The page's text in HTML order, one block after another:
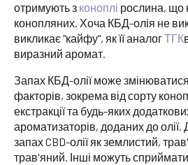
отримують з коноплі рослина, що
конопляних. Хоча КБД-олія не
викликає "кайфу", як її аналогТГК
виразний аромат.
Запах КБД-олії може
факторів, зокрема від сорту
екстракції та будь-яких
ароматизаторів, доданих до
запах CBD-олії як землистий,
трав'яний. Інші можуть сприймати